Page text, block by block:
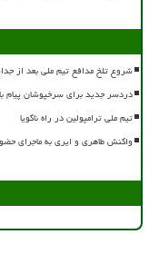
شروع تلخ مدافع تیم ملی بعد از
دردسر جدید برای سرخپوشان پیام
تیم ملی ترامپولین در راه ناگویا
واکنش طاهری و ایری به ماجرای